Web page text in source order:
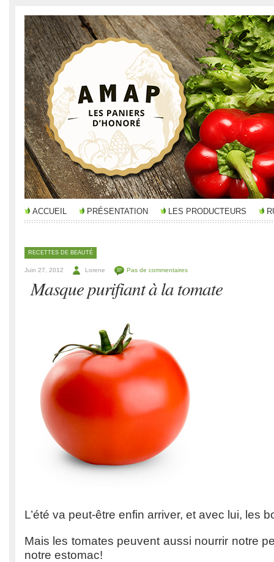
ACCUEIL PRÉSENTATION LES PRODUCTEURS
RECETTES DE BEAUTÉ
Juin 27, 2012 Lorene Pas de commentaires
Masque purifiant à la tomate
L’été va peut-être enfin arriver, et avec lui, les
Mais les tomates peuvent aussi nourrir notre
notre estomac!